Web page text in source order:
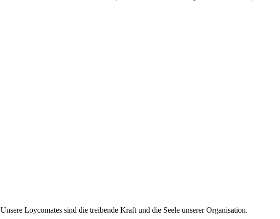
Unsere Loycomates sind die treibende Kraft und die Seele unserer Organisation.